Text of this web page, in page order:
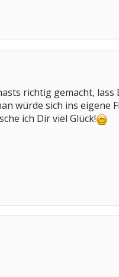
richtig gemacht,
würde sich ins eigene
ich Dir viel Glück!